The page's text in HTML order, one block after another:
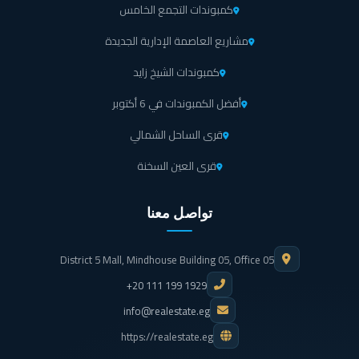
هناك خدمة انترنت سريعة متوفرة داخل مول ستربيل ووك العاصمة الادارية
تعيين عدد من الحراس وأفراد الأمن والتي تعمل على مدار اليوم وذلك
كما تم توزيع عدد من الكاميرات المخصصة للمراقبة وذلك لرصد الأحداث
تعيين عدد من عمال النظافة، وخدمة صيانة تعمل على مدار اليوم وذلك
لرصد الأعطال بوحدات ستربيل ووك العاصمة الإدارية الجديدة، لبيئة عملية
مميزة وخالية من المشاكل.
هناك مولد للكهرباء يعمل تلقائياً إن حدث أي عطل بالوحدات، وذلك لاتاحة
العمل دون عطل في ستربيل ووك العاصمة الإدارية الجديدة.
كمبوندات التجمع الخامس
مشاريع العاصمة الإدارية الجديدة
كمبوندات الشيخ زايد
أفضل الكمبوندات في 6 أكتوبر
قرى الساحل الشمالي
قرى العين السخنة
تواصل معنا
District 5 Mall, Mindhouse Building 05, Office 05
+20 111 199 1929
info@realestate.eg
https://realestate.eg